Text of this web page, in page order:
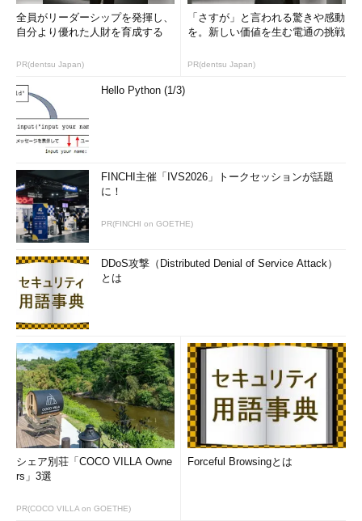
全員がリーダーシップを発揮し、
自分より優れた人財を育成する
PR(dentsu Japan)
「さすが」と言われる驚きや感動
を。新しい価値を生む電通の挑戦
PR(dentsu Japan)
Hello Python (1/3)
FINCHI主催「IVS2026」トークセッションが話題
に！
PR(FINCHI on GOETHE)
DDoS攻撃（Distributed Denial of Service Attack）
とは
シェア別荘「COCO VILLA Owne
rs」3選
PR(COCO VILLA on GOETHE)
Forceful Browsingとは